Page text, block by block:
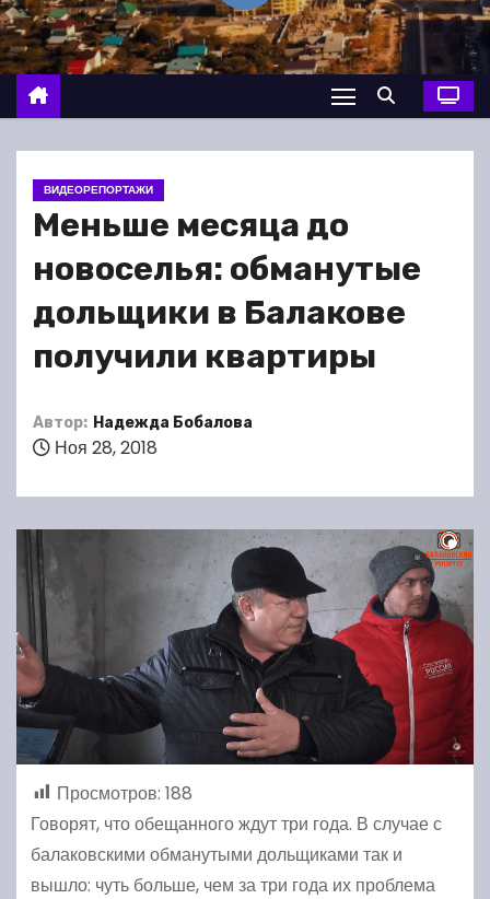
о
м
у
ВИДЕОРЕПОРТАЖИ
Меньше месяца до
новоселья: обманутые
дольщики в Балакове
получили квартиры
Автор: Надежда Бобалова
Ноя 28, 2018
Просмотров: 188
Говорят, что обещанного ждут три года. В случае с
балаковскими обманутыми дольщиками так и
вышло: чуть больше, чем за три года их проблема